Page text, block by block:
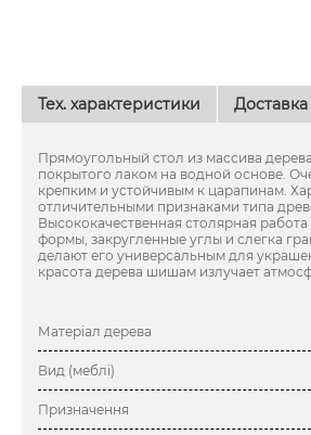
Тех. характеристики Доставка
Прямоугольный стол из массива
покрытого лаком на водной основе.
крепким и устойчивым к царапинам.
отличительными признаками типа
Высококачественная столярная
формы, закругленные углы и слегка
делают его универсальным для
красота дерева шишам излучает
Матеріал дерева
Вид (меблі)
Призначення